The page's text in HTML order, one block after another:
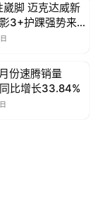
达威新
3+护踝强势来
份速腾销量
比增长33.84%